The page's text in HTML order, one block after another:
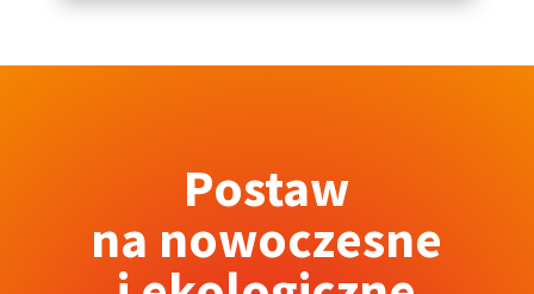
Postaw
na nowoczesne